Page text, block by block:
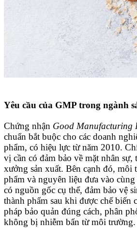
Yêu cầu của GMP trong ngành
Chứng nhận Good Manufacturing
chuẩn bắt buộc cho các doanh
phẩm, có hiệu lực từ năm 2010.
vị cần có đảm bảo về mặt nhân sự,
xưởng sản xuất. Bên cạnh đó, môi
phẩm và nguyên liệu đưa vào
có nguồn gốc cụ thể, đảm bảo vệ
thành phẩm sau khi được chế biến
pháp bảo quản đúng cách, phân
không bị nhiễm bẩn từ môi trường.